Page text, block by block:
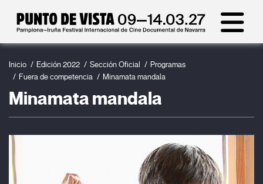
Inicio Edición 2022 Sección Oficial
Programas
Fuera de competencia
Minamata mandala
Minamata mandala